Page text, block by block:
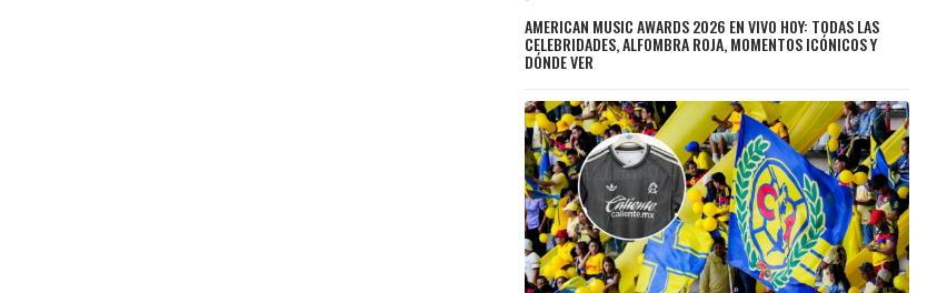
AMERICAN MUSIC AWARDS 2026 EN VIVO HOY: TODAS LAS
CELEBRIDADES, ALFOMBRA ROJA, MOMENTOS ICÓNICOS Y
DÓNDE VER